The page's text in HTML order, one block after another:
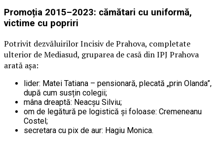
Promoția 2015–2023: cămătari cu uniformă,
victime cu popriri
Potrivit dezvăluirilor Incisiv de Prahova, completate
ulterior de Mediasud, gruparea de casă din IPJ Prahova
arată așa:
lider: Matei Tatiana – pensionară, plecată „prin Olanda”,
după cum susțin colegii;
mâna dreaptă: Neacșu Silviu;
om de legătură pe logistică și foloase: Cremeneanu
Costel;
secretara cu pix de aur: Hagiu Monica.